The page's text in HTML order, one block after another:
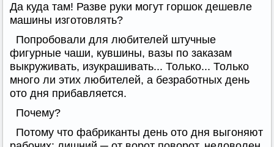
Да куда там! Разве руки могут горшок дешевле
машины изготовлять?
Попробовали для любителей штучные
фигурные чаши, кувшины, вазы по заказам
выкруживать, изукрашивать... Только... Только
много ли этих любителей, а безработных день
ото дня прибавляется.
Почему?
Потому что фабриканты день ото дня выгоняют